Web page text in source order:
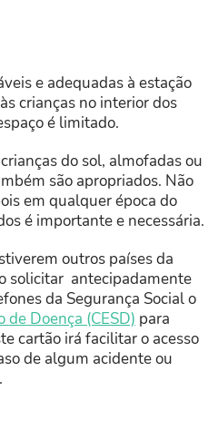
e adequadas à estação
crianças no interior dos
é limitado.
do sol, almofadas ou
são apropriados. Não
em qualquer época do
é importante e necessária.
outros países da
solicitar antecipadamente
da Segurança Social o
de Doença (CESD) para
cartão irá facilitar o acesso
de algum acidente ou